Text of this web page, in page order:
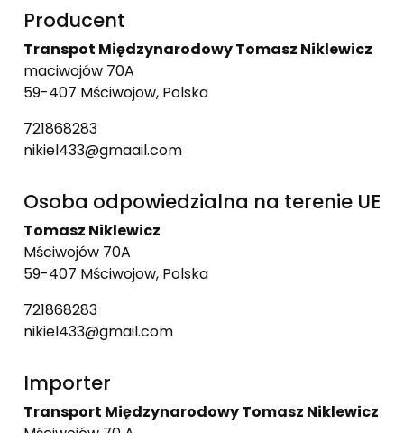
Producent
Transpot Międzynarodowy Tomasz Niklewicz
maciwojów 70A
59-407 Mściwojow, Polska
721868283
nikiel433@gmaail.com
Osoba odpowiedzialna na terenie UE
Tomasz Niklewicz
Mściwojów 70A
59-407 Mściwojow, Polska
721868283
nikiel433@gmail.com
Importer
Transport Międzynarodowy Tomasz Niklewicz